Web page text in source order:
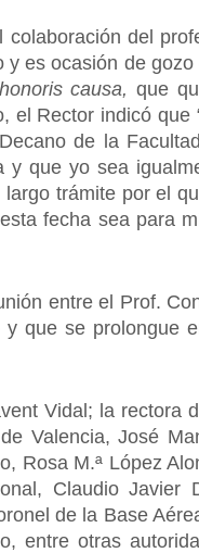
colaboración del
y es ocasión de gozo
honoris causa, que
el Rector indicó que
de la
y que yo sea
trámite por el
fecha sea para
entre el Prof.
que se prolongue
Vidal; la rectora
Valencia, José
Rosa M.ª López
Claudio Javier
de la Base
entre otras